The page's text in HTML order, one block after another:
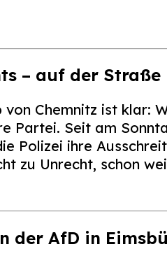
– auf der
Chemnitz ist klar:
Partei. Seit am
Polizei ihre
zu Unrecht, schon
der AfD in